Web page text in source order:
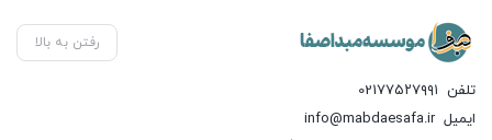
رفتن به بالا
تلفن 021۷۷۵۲۷۹۹۱
ایمیلinfo@mabdaesafa.ir